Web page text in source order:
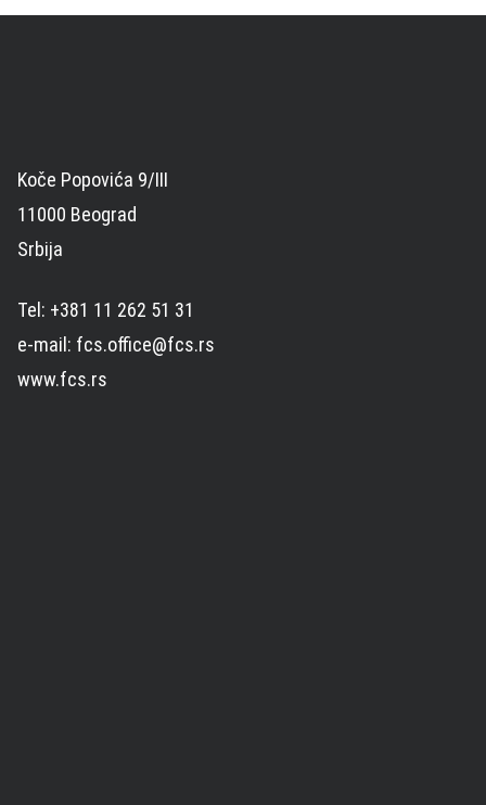
Koče Popovića 9/III
11000 Beograd
Srbija
Tel: +381 11 262 51 31
e-mail: fcs.office@fcs.rs
www.fcs.rs